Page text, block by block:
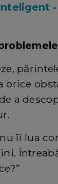
orice
a
îi lua